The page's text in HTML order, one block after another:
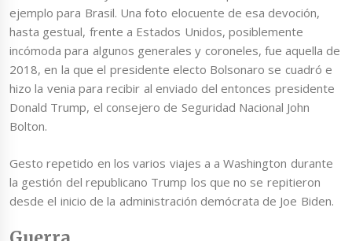
ejemplo para Brasil. Una foto elocuente de esa devoción,
hasta gestual, frente a Estados Unidos, posiblemente
incómoda para algunos generales y coroneles, fue aquella de
2018, en la que el presidente electo Bolsonaro se cuadró e
hizo la venia para recibir al enviado del entonces presidente
Donald Trump, el consejero de Seguridad Nacional John
Bolton.
Gesto repetido en los varios viajes a a Washington durante
la gestión del republicano Trump los que no se repitieron
desde el inicio de la administración demócrata de Joe Biden.